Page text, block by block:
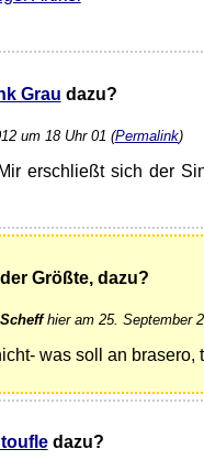
Grau dazu?
um 18 Uhr 01 (Permalink)
erschließt sich der
Größte, dazu?
hier am 25. September
was soll an brasero,
dazu?